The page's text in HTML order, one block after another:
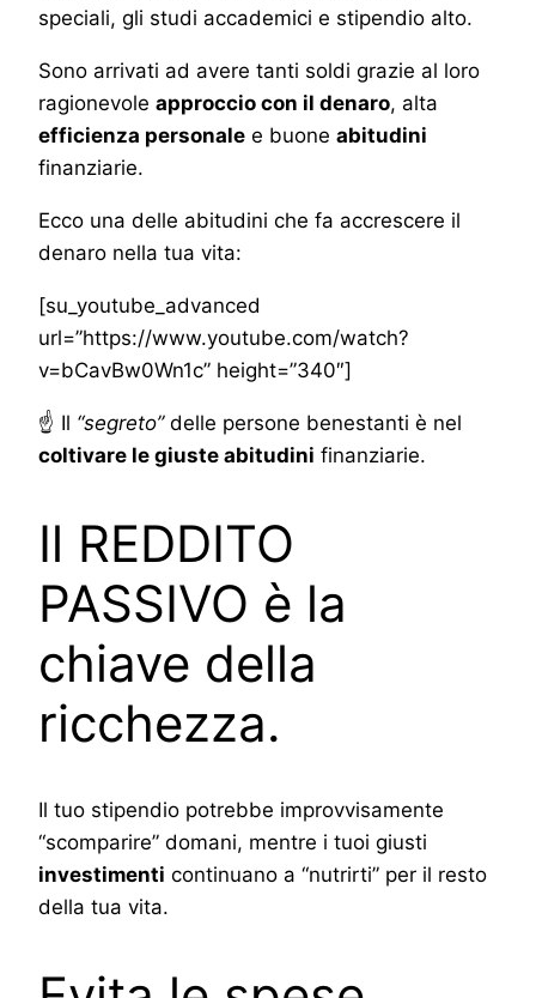
speciali, gli studi accademici e stipendio alto.
Sono arrivati ad avere tanti soldi grazie al loro
ragionevole approccio con il denaro, alta
efficienza personale e buone abitudini
finanziarie.
Ecco una delle abitudini che fa accrescere il
denaro nella tua vita:
[su_youtube_advanced
url=”https://www.youtube.com/watch?
v=bCavBw0Wn1c” height=”340″]
☝ Il “segreto”delle persone benestanti è nel
coltivare le giuste abitudini finanziarie.
Il REDDITO
PASSIVO è la
chiave della
ricchezza.
Il tuo stipendio potrebbe improvvisamente
“scomparire” domani, mentre i tuoi giusti
investimenti continuano a “nutrirti” per il resto
della tua vita.